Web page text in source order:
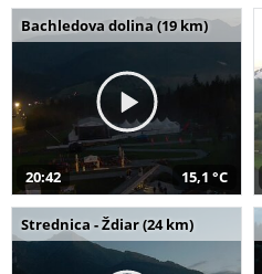
Bachledova dolina (19 km)
20:42 15,1 °C
Strednica - Ždiar (24 km)